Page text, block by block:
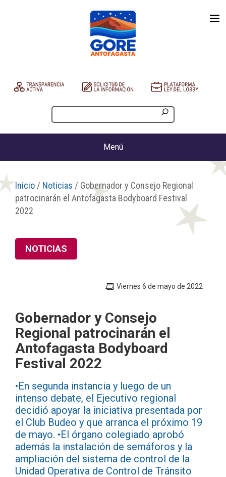
Menú
Inicio / Noticias / Gobernador y Consejo Regional
patrocinarán el Antofagasta Bodyboard Festival
2022
NOTICIAS
Viernes 6 de mayo de 2022
Gobernador y Consejo
Regional patrocinarán el
Antofagasta Bodyboard
Festival 2022
•En segunda instancia y luego de un
intenso debate, el Ejecutivo regional
decidió apoyar la iniciativa presentada por
el Club Budeo y que arranca el próximo 19
de mayo. •El órgano colegiado aprobó
además la instalación de semáforos y la
ampliación del sistema de control de la
Unidad Operativa de Control de Tránsito